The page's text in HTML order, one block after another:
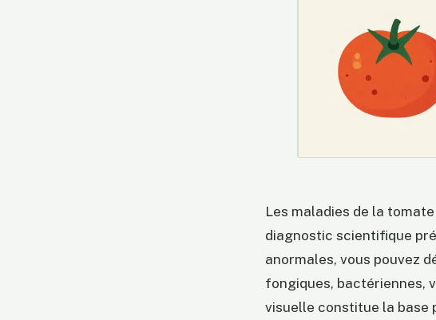
Les maladies de la
diagnostic scientifique
anormales, vous pouvez
fongiques, bactériennes,
visuelle constitue la base